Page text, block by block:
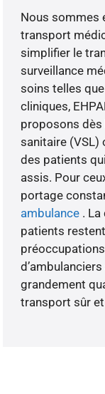
Nous sommes
transport
simplifier le
surveillance
soins telles
cliniques,
proposons dès
sanitaire (VSL)
des patients
assis. Pour
portage
ambulance .
patients
grandement
transport sûr